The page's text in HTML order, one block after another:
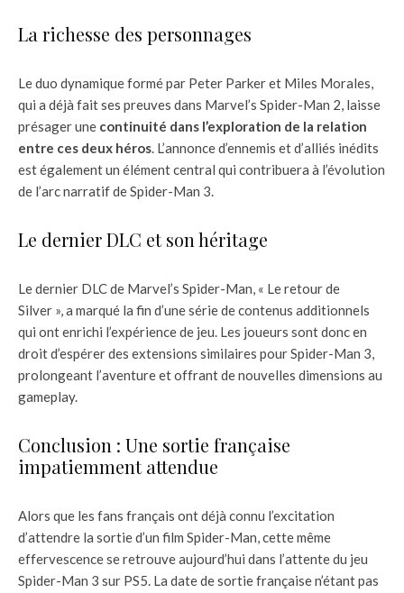
La richesse des personnages
Le duo dynamique formé par Peter Parker et Miles Morales,
qui a déjà fait ses preuves dans Marvel’s Spider-Man 2, laisse
présager une continuité dans l’exploration de la relation
entre ces deux héros. L’annonce d’ennemis et d’alliés inédits
est également un élément central qui contribuera à l’évolution
de l’arc narratif de Spider-Man 3.
Le dernier DLC et son héritage
Le dernier DLC de Marvel’s Spider-Man, « Le retour de
Silver », a marqué la fin d’une série de contenus additionnels
qui ont enrichi l’expérience de jeu. Les joueurs sont donc en
droit d’espérer des extensions similaires pour Spider-Man 3,
prolongeant l’aventure et offrant de nouvelles dimensions au
gameplay.
Conclusion : Une sortie française
impatiemment attendue
Alors que les fans français ont déjà connu l’excitation
d’attendre la sortie d’un film Spider-Man, cette même
effervescence se retrouve aujourd’hui dans l’attente du jeu
Spider-Man 3 sur PS5. La date de sortie française n’étant pas